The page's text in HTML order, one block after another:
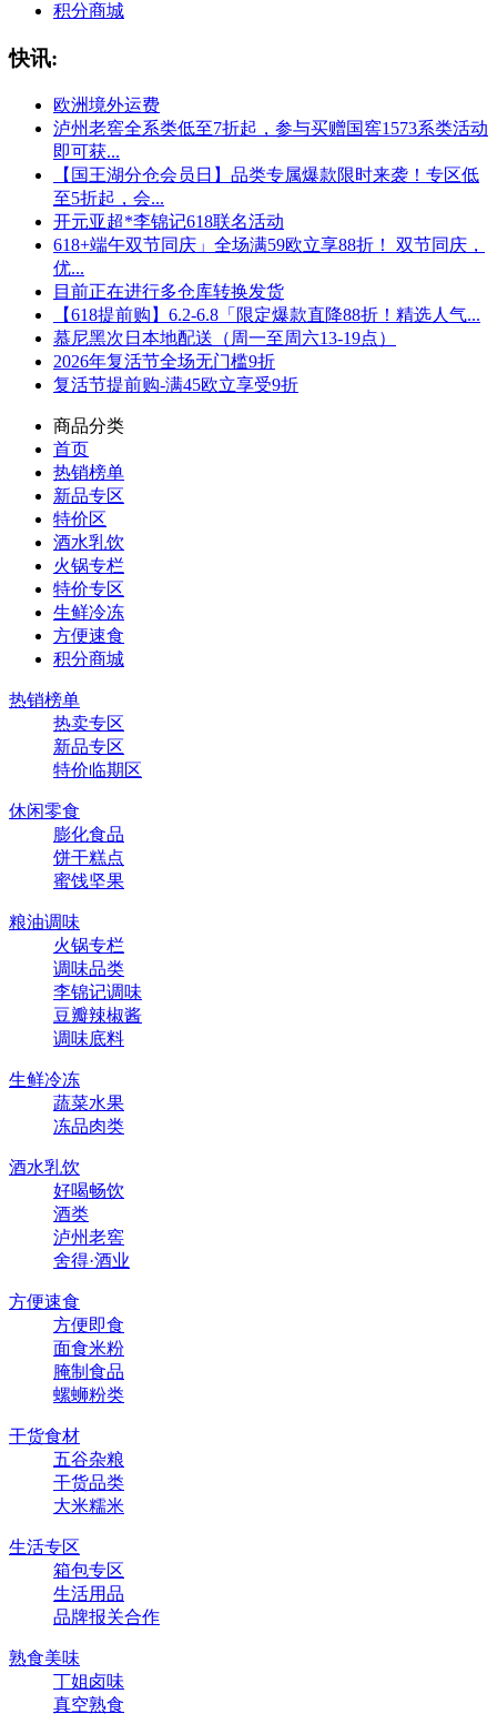
积分商城
快讯:
欧洲境外运费
泸州老窖全系类低至7折起，参与买赠国窖1573系类活动
即可获...
【国王湖分仓会员日】品类专属爆款限时来袭！专区低
至5折起，会...
开元亚超*李锦记618联名活动
618+端午双节同庆」全场满59欧立享88折！ 双节同庆，
优...
目前正在进行多仓库转换发货
【618提前购】6.2-6.8「限定爆款直降88折！精选人气...
慕尼黑次日本地配送（周一至周六13-19点）
2026年复活节全场无门槛9折
复活节提前购-满45欧立享受9折
商品分类
首页
热销榜单
新品专区
特价区
酒水乳饮
火锅专栏
特价专区
生鲜冷冻
方便速食
积分商城
热销榜单
热卖专区
新品专区
特价临期区
休闲零食
膨化食品
饼干糕点
蜜饯坚果
粮油调味
火锅专栏
调味品类
李锦记调味
豆瓣辣椒酱
调味底料
生鲜冷冻
蔬菜水果
冻品肉类
酒水乳饮
好喝畅饮
酒类
泸州老窖
舍得·酒业
方便速食
方便即食
面食米粉
腌制食品
螺蛳粉类
干货食材
五谷杂粮
干货品类
大米糯米
生活专区
箱包专区
生活用品
品牌报关合作
熟食美味
丁姐卤味
真空熟食